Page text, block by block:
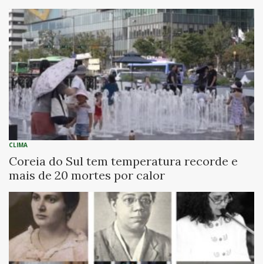
CLIMA
Coreia do Sul tem temperatura recorde e
mais de 20 mortes por calor